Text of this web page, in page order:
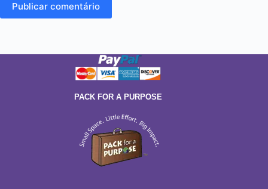
Publicar comentário
PACK FOR A PURPOSE